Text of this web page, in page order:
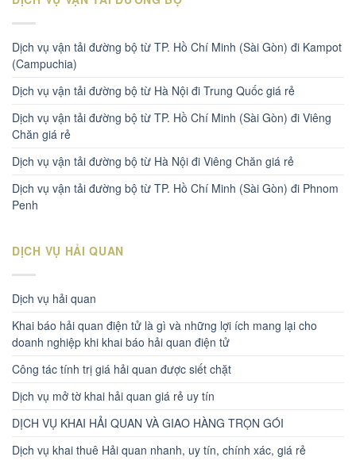
Dịch vụ vận tải đường bộ từ TP. Hồ Chí Minh (Sài Gòn) đi Kampot
(Campuchia)
Dịch vụ vận tải đường bộ từ Hà Nội đi Trung Quốc giá rẻ
Dịch vụ vận tải đường bộ từ TP. Hồ Chí Minh (Sài Gòn) đi Viêng
Chăn giá rẻ
Dịch vụ vận tải đường bộ từ Hà Nội đi Viêng Chăn giá rẻ
Dịch vụ vận tải đường bộ từ TP. Hồ Chí Minh (Sài Gòn) đi Phnom
Penh
DỊCH VỤ HẢI QUAN
Dịch vụ hải quan
Khai báo hải quan điện tử là gì và những lợi ích mang lại cho
doanh nghiệp khi khai báo hải quan điện tử
Công tác tính trị giá hải quan được siết chặt
Dịch vụ mở tờ khai hải quan giá rẻ uy tín
DỊCH VỤ KHAI HẢI QUAN VÀ GIAO HÀNG TRỌN GÓI
Dịch vụ khai thuê Hải quan nhanh, uy tín, chính xác, giá rẻ